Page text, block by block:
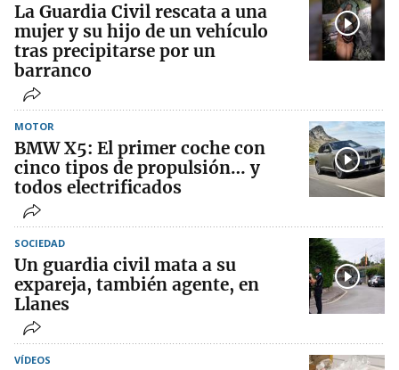
La Guardia Civil rescata a una
mujer y su hijo de un vehículo
tras precipitarse por un
barranco
MOTOR
BMW X5: El primer coche con
cinco tipos de propulsión… y
todos electrificados
SOCIEDAD
Un guardia civil mata a su
expareja, también agente, en
Llanes
VÍDEOS